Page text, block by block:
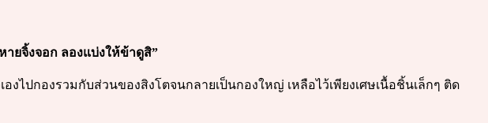
ายจิ้งจอก ลองแบ่งให้ข้าดูสิ”
ไปกองรวมกับส่วนของสิงโตจนกลายเป็นกองใหญ่ เหลือไว้เพียงเศษเนื้อชิ้นเล็กๆ ติด